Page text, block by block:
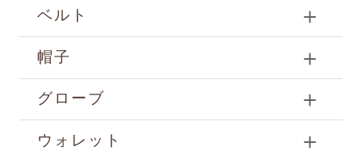
ベルト
帽子
グローブ
ウォレット